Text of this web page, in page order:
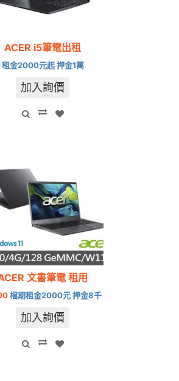
ACER i5筆電出租
租金2000元起 押金1萬
加入詢價
文書筆電 租用
檔期租金2000元 押金8千
加入詢價